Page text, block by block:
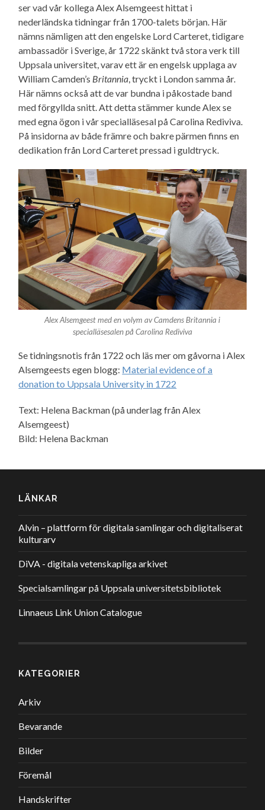
ser vad vår kollega Alex Alsemgeest hittat i
nederländska tidningar från 1700-talets början. Här
nämns nämligen att den engelske Lord Carteret, tidigare
ambassadör i Sverige, år 1722 skänkt två stora verk till
Uppsala universitet, varav ett är en engelsk upplaga av
William Camden’s Britannia, tryckt i London samma år.
Här nämns också att de var bundna i påkostade band
med förgyllda snitt. Att detta stämmer kunde Alex se
med egna ögon i vår specialläsesal på Carolina Rediviva.
På insidorna av både främre och bakre pärmen finns en
dedikation från Lord Carteret pressad i guldtryck.
Alex Alsemgeest med en volym av Camdens Britannia i
specialläsesalen på Carolina Rediviva
Se tidningsnotis från 1722 och läs mer om gåvorna i Alex
Alsemgeests egen blogg: Material evidence of a
donation to Uppsala University in 1722
Text: Helena Backman (på underlag från Alex
Alsemgeest)
Bild: Helena Backman
LÄNKAR
Alvin – plattform för digitala samlingar och digitaliserat
kulturarv
DiVA - digitala vetenskapliga arkivet
Specialsamlingar på Uppsala universitetsbibliotek
Linnaeus Link Union Catalogue
KATEGORIER
Arkiv
Bevarande
Bilder
Föremål
Handskrifter